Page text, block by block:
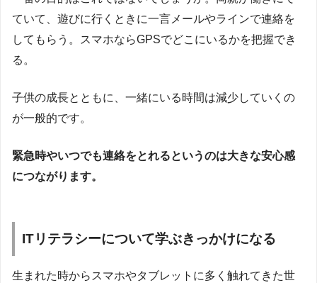
ていて、遊びに行くときに一言メールやラインで連絡を
してもらう。スマホならGPSでどこにいるかを把握でき
る。
子供の成長とともに、一緒にいる時間は減少していくの
が一般的です。
緊急時やいつでも連絡をとれるというのは大きな安心感
につながります。
ITリテラシーについて学ぶきっかけになる
生まれた時からスマホやタブレットに多く触れてきた世